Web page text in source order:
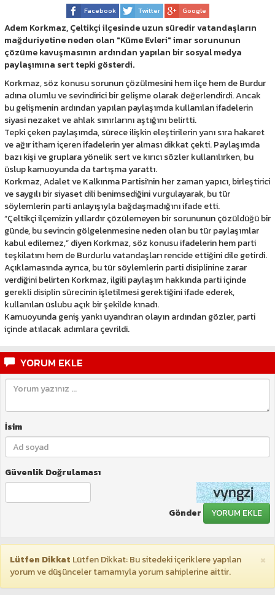
Facebook Twitter Google
Adem Korkmaz, Çeltikçi ilçesinde uzun süredir vatandaşların
mağduriyetine neden olan "Küme Evleri" imar sorununun
çözüme kavuşmasının ardından yapılan bir sosyal medya
paylaşımına sert tepki gösterdi.
Korkmaz, söz konusu sorunun çözülmesini hem ilçe hem de Burdur
adına olumlu ve sevindirici bir gelişme olarak değerlendirdi. Ancak
bu gelişmenin ardından yapılan paylaşımda kullanılan ifadelerin
siyasi nezaket ve ahlak sınırlarını aştığını belirtti.
Tepki çeken paylaşımda, sürece ilişkin eleştirilerin yanı sıra hakaret
ve ağır itham içeren ifadelerin yer alması dikkat çekti. Paylaşımda
bazı kişi ve gruplara yönelik sert ve kırıcı sözler kullanılırken, bu
üslup kamuoyunda da tartışma yarattı.
Korkmaz, Adalet ve Kalkınma Partisi’nin her zaman yapıcı, birleştirici
ve saygılı bir siyaset dili benimsediğini vurgulayarak, bu tür
söylemlerin parti anlayışıyla bağdaşmadığını ifade etti.
“Çeltikçi ilçemizin yıllardır çözülemeyen bir sorununun çözüldüğü bir
günde, bu sevincin gölgelenmesine neden olan bu tür paylaşımlar
kabul edilemez,” diyen Korkmaz, söz konusu ifadelerin hem parti
teşkilatını hem de Burdurlu vatandaşları rencide ettiğini dile getirdi.
Açıklamasında ayrıca, bu tür söylemlerin parti disiplinine zarar
verdiğini belirten Korkmaz, ilgili paylaşım hakkında parti içinde
gerekli disiplin sürecinin işletilmesi gerektiğini ifade ederek,
kullanılan üslubu açık bir şekilde kınadı.
Kamuoyunda geniş yankı uyandıran olayın ardından gözler, parti
içinde atılacak adımlara çevrildi.
YORUM EKLE
İsim
Güvenlik Doğrulaması
Gönder YORUM EKLE
×
Lütfen Dikkat Lütfen Dikkat: Bu sitedeki içeriklere yapılan
yorum ve düşünceler tamamıyla yorum sahiplerine aittir.